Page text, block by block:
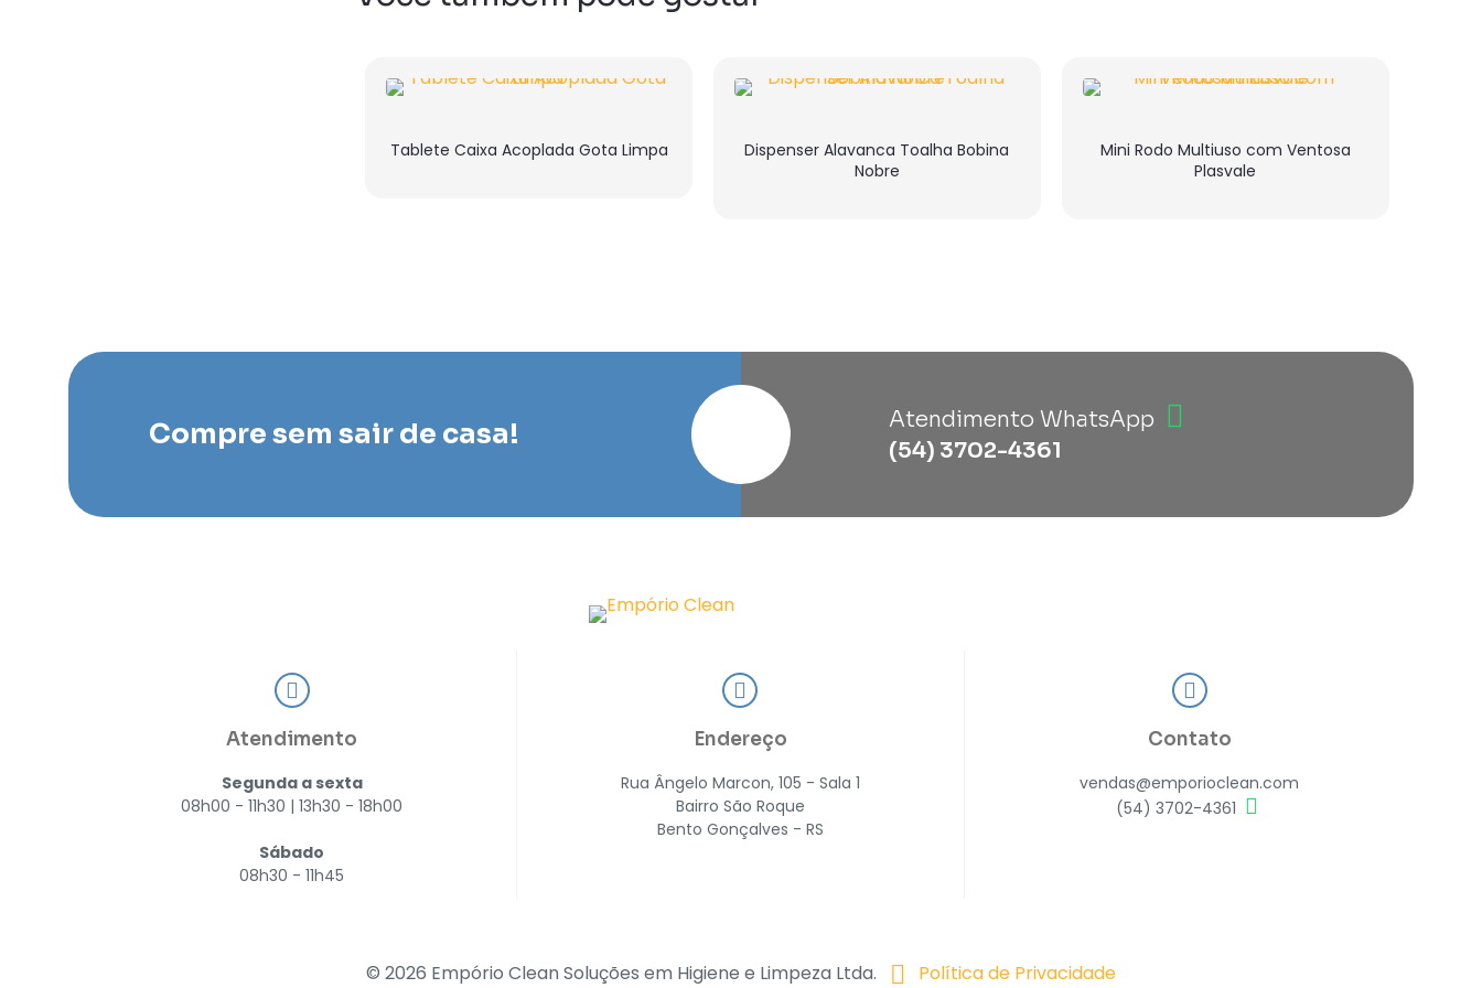
Tablete Caixa Acoplada Gota Limpa
Dispenser Alavanca Toalha Bobina
Nobre
Mini Rodo Multiuso com Ventosa
Plasvale
Compre sem sair de casa!
Atendimento WhatsApp
(54) 3702-4361
Atendimento
Segunda a sexta
08h00 - 11h30 | 13h30 - 18h00
Sábado
08h30 - 11h45
Endereço
Rua Ângelo Marcon, 105 - Sala 1
Bairro São Roque
Bento Gonçalves - RS
Contato
vendas@emporioclean.com
(54) 3702-4361
© 2026 Empório Clean Soluções em Higiene e Limpeza Ltda. Política de Privacidade